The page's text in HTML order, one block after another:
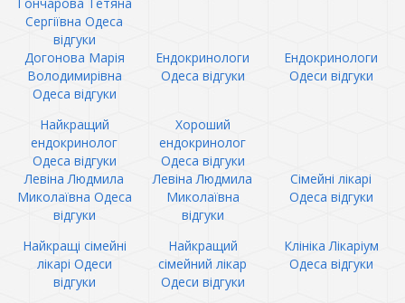
Сергіївна Одеса
відгуки
Догонова Марія
Володимирівна
Одеса відгуки
Ендокринологи
Одеса відгуки
Ендокринологи
Одеси відгуки
Найкращий
ендокринолог
Одеса відгуки
Хороший
ендокринолог
Одеса відгуки
Левіна Людмила
Миколаївна Одеса
відгуки
Левіна Людмила
Миколаївна
відгуки
Сімейні лікарі
Одеса відгуки
Найкращі сімейні
лікарі Одеси
відгуки
Найкращий
сімейний лікар
Одеси відгуки
Клініка Лікаріум
Одеса відгуки